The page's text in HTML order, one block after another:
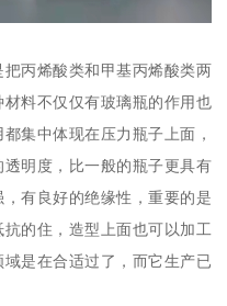
丙烯酸类和甲基丙烯酸类两
料不仅仅有玻璃瓶的作用也
集中体现在压力瓶子上面，
明度，比一般的瓶子更具有
有良好的绝缘性，重要的是
的住，造型上面也可以加工
是在合适过了，而它生产已